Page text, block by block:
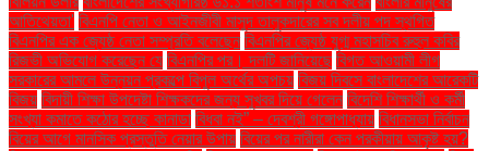
আতিথেয়তা' বিএনপি নেতা ও আইনজীবী মাসুদ তালুকদারের সব দলীয় পদ স্থগিত
বিএনপির এক জ্যেষ্ঠ নেতা সম্প্রতি বলেছেন বিএনপির জ্যেষ্ঠ যুগ্ম মহাসচিব রুহুল কবির
রিজভী অভিযোগ করেছেন যে বিএনপির পর। দলটি জানিয়েছে বিগত আওয়ামী লীগ
সরকারের আমলে উন্নয়ন প্রকল্পে বিপুল অর্থের অপচয় বিজয় দিবসে বাংলাদেশের আরেকটি
বিজয় বিদায়ী শিক্ষা উপদেষ্টা শিক্ষকদের জন্য সুখবর দিয়ে গেলেন বিদেশি শিক্ষার্থী ও কর্মী
সংখ্যা কমাতে কঠোর হচ্ছে কানাডা বিধবা নই” – দেবশ্রী গঙ্গোপাধ্যায় বিধানসভা নির্বাচন
বিয়ের আগে মানসিক প্রস্তুতি নেয়ার উপায় বিয়ের পর নারীরা কেন পরকীয়ায় আকৃষ্ট হয়?